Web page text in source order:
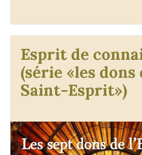
Esprit de
(série «les dons
Saint-Esprit»)